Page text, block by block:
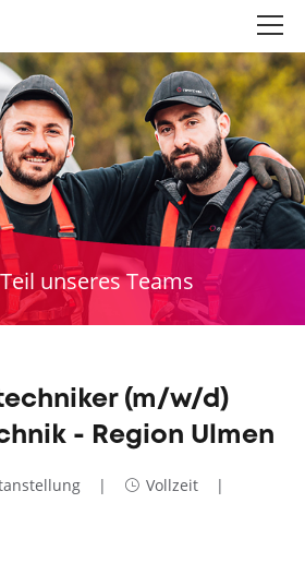
unseres Teams
(m/w/d)
- Region Ulmen
Vollzeit